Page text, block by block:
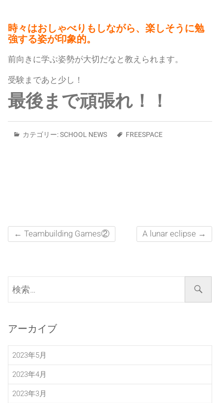
時々はおしゃべりもしながら、楽しそうに勉
強する姿が印象的。
前向きに学ぶ姿勢が大切だなと教えられます。
受験まであと少し！
最後まで頑張れ！！
カテゴリー:SCHOOL NEWS FREESPACE
← Teambuilding Games② A lunar eclipse →
索…
アーカイブ
2023年5月
2023年4月
2023年3月